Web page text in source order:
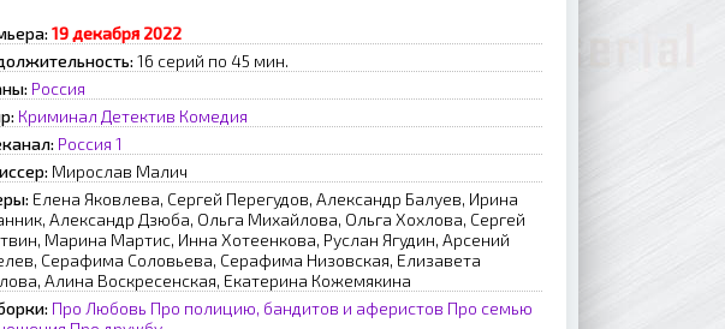
19 декабря 2022
16 серий по 45 мин.
Россия
Криминал Детектив Комедия
Россия 1
Mиpocлaв Maлич
Елена Яковлева, Сергей Перегудов, Александр Балуев, Ирина
Александр Дзюба, Ольга Михайлова, Ольга Хохлова, Сергей
Марина Мартис, Инна Хотеенкова, Руслан Ягудин, Арсений
Серафима Соловьева, Серафима Низовская, Елизавета
Алина Воскресенская, Екатерина Кожемякина
Про Любовь Про полицию, бандитов и аферистов Про семью